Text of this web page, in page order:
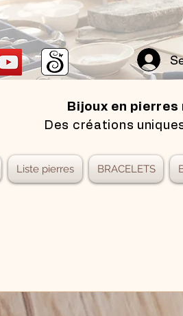
Bijoux en
Des créations
Liste pierres BRACELETS